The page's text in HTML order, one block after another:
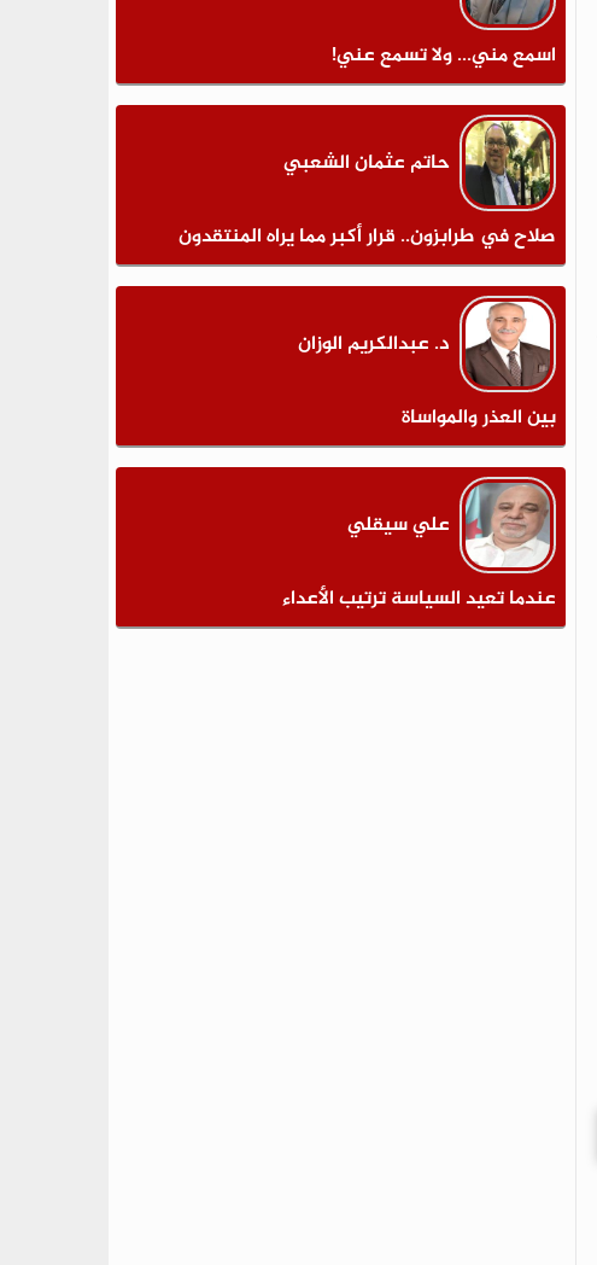
اسمع مني... ولا تسمع عني!
حاتم عثمان الشعبي
صلاح في طرابزون.. قرار أكبر مما يراه المنتقدون
د. عبدالكريم الوزان
بين العذر والمواساة
علي سيقلي
عندما تعيد السياسة ترتيب الأعداء